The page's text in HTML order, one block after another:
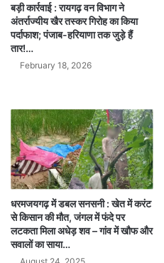
बड़ी कार्रवाई : रायगढ़ वन विभाग ने
अंतर्राज्यीय खैर तस्कर गिरोह का किया
पर्दाफाश; पंजाब-हरियाणा तक जुड़े हैं
तार!…
February 18, 2026
धरमजयगढ़ में डबल सनसनी : खेत में करंट
से किसान की मौत, जंगल में फंदे पर
लटकता मिला अधेड़ शव – गांव में खौफ और
सवालों का साया…